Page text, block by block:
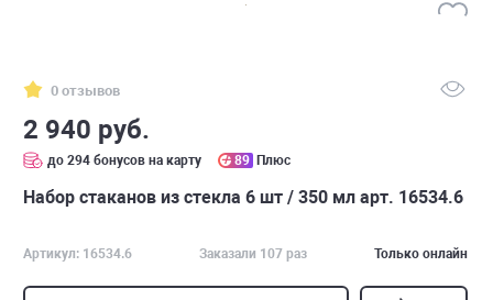
0 отзывов
2 940 руб.
до 294 бонусов на карту 89 Плюс
Набор стаканов из стекла 6 шт / 350 мл арт. 16534.6
Артикул: 16534.6 Заказали 107 раз Только онлайн